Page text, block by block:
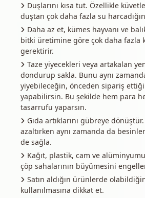
Duşlarını kısa tut. Özellikle
duştan çok daha fazla su
Daha az et, kümes hayvanı ve
bitki üretimine göre çok daha fazla
gerektirir.
Taze yiyecekleri veya artakalan
dondurup sakla. Bunu aynı
yiyebileceğin, önceden sipariş
yapabilirsin. Bu şekilde hem para
tasarrufu yaparsın.
Gıda artıklarını gübreye
azaltırken aynı zamanda da
de sağla.
Kağıt, plastik, cam ve
çöp sahalarının büyümesini
Satın aldığın ürünlerde
kullanılmasına dikkat et.